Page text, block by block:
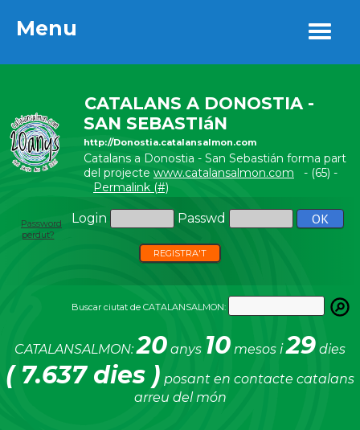
Menu
CATALANS A DONOSTIA -
SAN SEBASTIáN
http://Donostia.catalansalmon.com
Catalans a Donostia - San Sebastián forma part
del projecte www.catalansalmon.com - (65) -
Permalink (#)
Login Passwd
Password
perdut?
REGISTRA'T
Buscar ciutat de CATALANSALMON:
CATALANSALMON:20 anys 10 mesos i29 dies
( 7.637 dies ) posant en contacte catalans
arreu del món
Menu